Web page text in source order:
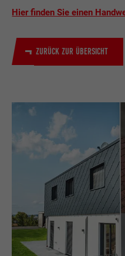
Hier finden Sie einen
ZURÜCK ZUR ÜBERSICHT